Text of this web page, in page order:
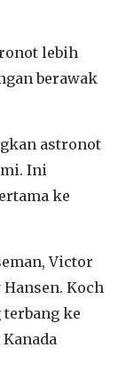
lebih
berawak
astronot
Ini
ke
Victor
Koch
ke